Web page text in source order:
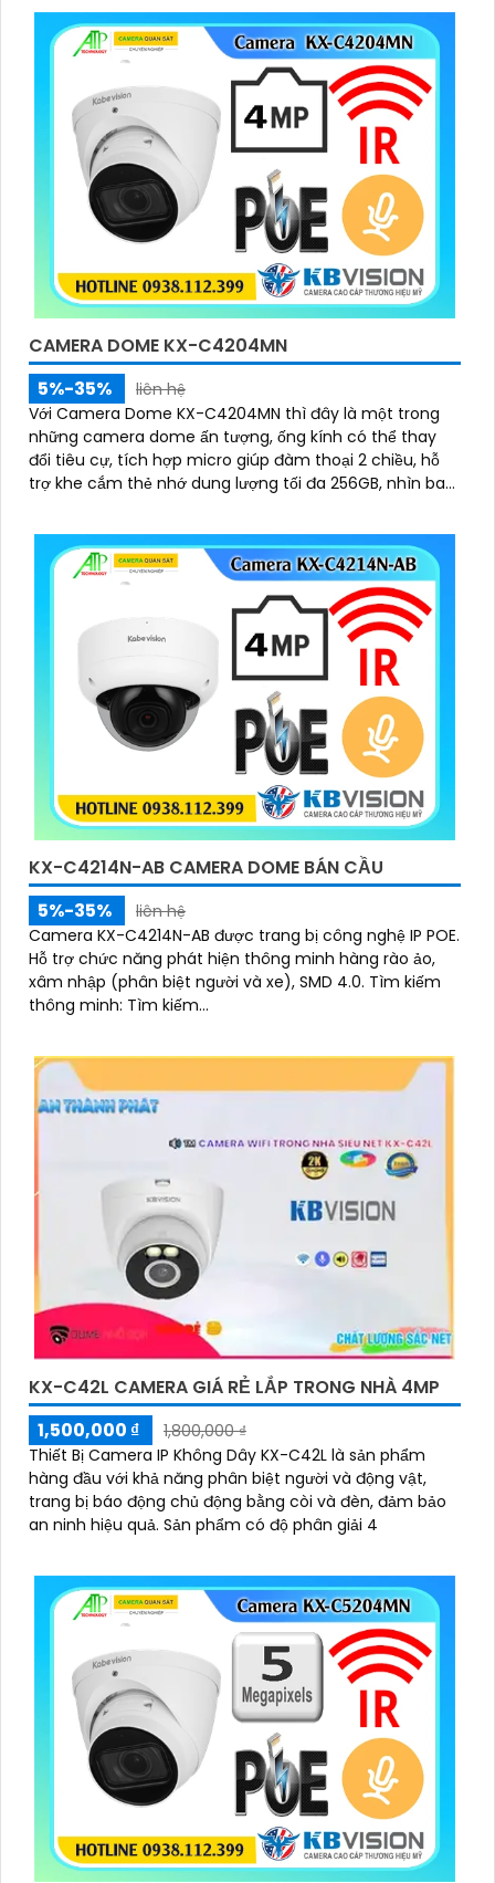
CAMERA DOME KX-C4204MN
5%-35%
liên hệ
Với Camera Dome KX-C4204MN thì đây là một trong
những camera dome ấn tượng, ống kính có thể thay
đổi tiêu cự, tích hợp micro giúp đàm thoại 2 chiều, hỗ
trợ khe cắm thẻ nhớ dung lượng tối đa 256GB, nhìn ban
KX-C4214N-AB CAMERA DOME BÁN CẦU
5%-35%
liên hệ
Camera KX-C4214N-AB được trang bị công nghệ IP POE.
Hỗ trợ chức năng phát hiện thông minh hàng rào ảo,
xâm nhập (phân biệt người và xe), SMD 4.0. Tìm kiếm
thông minh: Tìm kiếm...
KX-C42L CAMERA GIÁ RẺ LẮP TRONG NHÀ 4MP
1,500,000 ₫
1,800,000 ₫
Thiết Bị Camera IP Không Dây KX-C42L là sản phẩm
hàng đầu với khả năng phân biệt người và động vật,
trang bị báo động chủ động bằng còi và đèn, đảm bảo
an ninh hiệu quả. Sản phẩm có độ phân giải 4